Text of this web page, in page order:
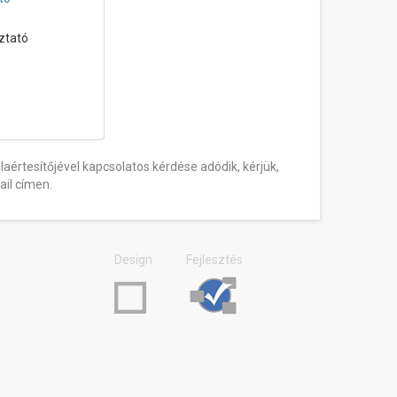
kapcsolatos kérdése adódik, kérjük,
címen.
Fejlesztés
Design